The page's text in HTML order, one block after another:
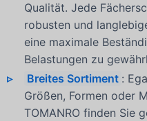
Qualität. Jede
robusten und
eine maximale
Belastungen zu
Breites Sortiment :
Größen, Formen oder
TOMANRO finden Sie